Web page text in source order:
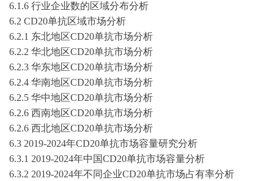
6.1.6 行业企业数的区域分布分析
6.2 CD20单抗区域市场分析
6.2.1 东北地区CD20单抗市场分析
6.2.2 华北地区CD20单抗市场分析
6.2.3 华东地区CD20单抗市场分析
6.2.4 华南地区CD20单抗市场分析
6.2.5 华中地区CD20单抗市场分析
6.2.6 西南地区CD20单抗市场分析
6.2.6 西北地区CD20单抗市场分析
6.3 2019-2024年CD20单抗市场容量研究分析
6.3.1 2019-2024年中国CD20单抗市场容量分析
6.3.2 2019-2024年不同企业CD20单抗市场占有率分析